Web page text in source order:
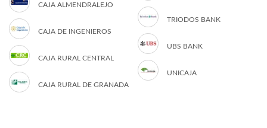
CAJA ALMENDRALEJO
CAJA DE INGENIEROS
CAJA RURAL CENTRAL
CAJA RURAL DE GRANADA
TRIODOS BANK
UBS BANK
UNICAJA